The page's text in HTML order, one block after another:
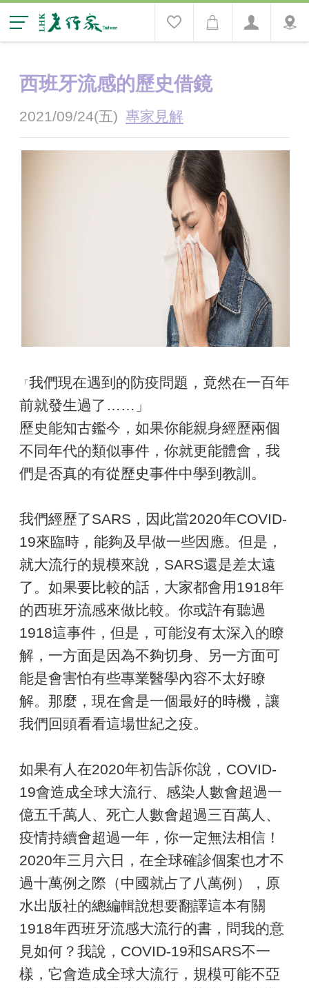
西班牙流感的歷史借鏡
2021/09/24(五) 專家見解
「我們現在遇到的防疫問題，竟然在一百年
前就發生過了……」
歷史能知古鑑今，如果你能親身經歷兩個
不同年代的類似事件，你就更能體會，我
們是否真的有從歷史事件中學到教訓。
我們經歷了SARS，因此當2020年COVID-
19來臨時，能夠及早做一些因應。但是，
就大流行的規模來說，SARS還是差太遠
了。如果要比較的話，大家都會用1918年
的西班牙流感來做比較。你或許有聽過
1918這事件，但是，可能沒有太深入的瞭
解，一方面是因為不夠切身、另一方面可
能是會害怕有些專業醫學內容不太好瞭
解。那麼，現在會是一個最好的時機，讓
我們回頭看看這場世紀之疫。
如果有人在2020年初告訴你說，COVID-
19會造成全球大流行、感染人數會超過一
億五千萬人、死亡人數會超過三百萬人、
疫情持續會超過一年，你一定無法相信！
2020年三月六日，在全球確診個案也才不
過十萬例之際（中國就占了八萬例），原
水出版社的總編輯說想要翻譯這本有關
1918年西班牙流感大流行的書，問我的意
見如何？我說，COVID-19和SARS不一
樣，它會造成全球大流行，規模可能不亞